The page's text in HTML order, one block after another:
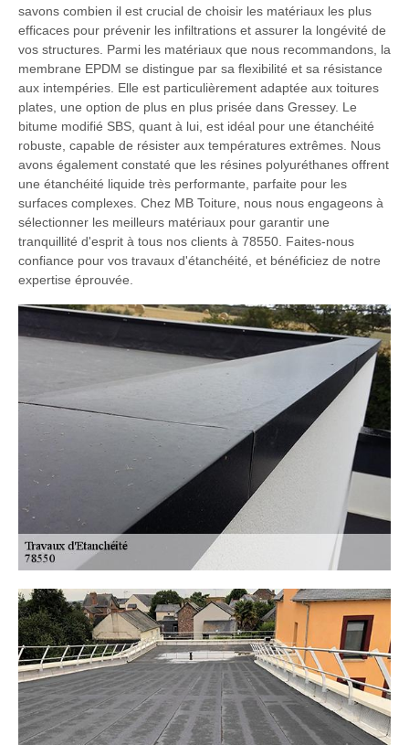
savons combien il est crucial de choisir les matériaux les plus
efficaces pour prévenir les infiltrations et assurer la longévité de
vos structures. Parmi les matériaux que nous recommandons, la
membrane EPDM se distingue par sa flexibilité et sa résistance
aux intempéries. Elle est particulièrement adaptée aux toitures
plates, une option de plus en plus prisée dans Gressey. Le
bitume modifié SBS, quant à lui, est idéal pour une étanchéité
robuste, capable de résister aux températures extrêmes. Nous
avons également constaté que les résines polyuréthanes offrent
une étanchéité liquide très performante, parfaite pour les
surfaces complexes. Chez MB Toiture, nous nous engageons à
sélectionner les meilleurs matériaux pour garantir une
tranquillité d'esprit à tous nos clients à 78550. Faites-nous
confiance pour vos travaux d'étanchéité, et bénéficiez de notre
expertise éprouvée.